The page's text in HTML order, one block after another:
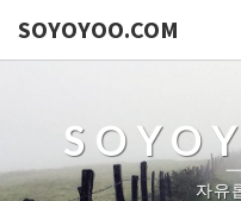
SOYOYOO.COM
자유